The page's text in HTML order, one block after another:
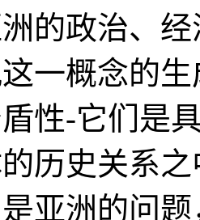
的政治、
一概念的
性-它们是
历史关系
亚洲的问